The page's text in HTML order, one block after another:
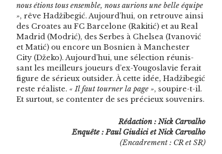
nous étions tous ensem­ble, nous auri­ons une belle équipe
», rêve Hadžibegić. Aujourd’hui, on retrou­ve ain­si
des Croates au FC Barcelone (Rak­i­tić) et au Real
Madrid (Mod­rić), des Serbes à Chelsea (Ivanović
et Matić) ou encore un Bosnien à Man­ches­ter
City (Džeko). Aujourd’hui, une sélec­tion réu­nis­
sant les meilleurs joueurs d’ex-Yougoslavie ferait
fig­ure de sérieux out­sider. À cette idée, Hadžibegić
reste réal­iste.« Il faut tourn­er la page », soupire-t-il.
Et surtout, se con­tenter de ses pré­cieux souvenirs.
Rédac­tion : Nick Carvalho
Enquête : Paul Giu­di­ci et Nick Carvalho
(Encadrement : CR et SR)